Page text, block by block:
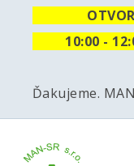
10:00 -
Ďakujeme.